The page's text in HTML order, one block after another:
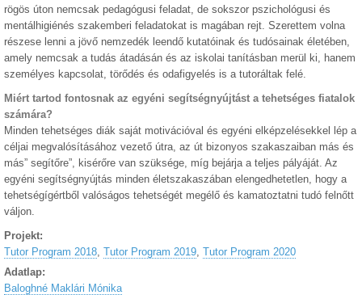
rögös úton nemcsak pedagógusi feladat, de sokszor pszichológusi és
mentálhigiénés szakemberi feladatokat is magában rejt. Szerettem volna
részese lenni a jövő nemzedék leendő kutatóinak és tudósainak életében,
amely nemcsak a tudás átadásán és az iskolai tanításban merül ki, hanem
személyes kapcsolat, törődés és odafigyelés is a tutoráltak felé.
Miért tartod fontosnak az egyéni segítségnyújtást a tehetséges fiatalok
számára?
Minden tehetséges diák saját motivációval és egyéni elképzelésekkel lép a
céljai megvalósításához vezető útra, az út bizonyos szakaszaiban más és
más” segítőre”, kisérőre van szüksége, míg bejárja a teljes pályáját. Az
egyéni segítségnyújtás minden életszakaszában elengedhetetlen, hogy a
tehetségígértből valóságos tehetségét megélő és kamatoztatni tudó felnőtt
váljon.
Projekt:
Tutor Program 2018, Tutor Program 2019, Tutor Program 2020
Adatlap:
Baloghné Maklári Mónika